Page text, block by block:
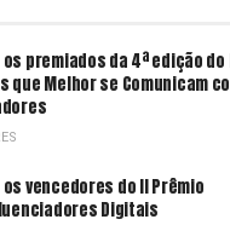
premiados da 4ª edição do
que Melhor se Comunicam
vencedores do II Prêmio
Digitais